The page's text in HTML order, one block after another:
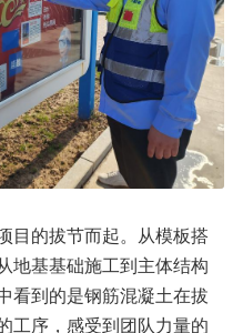
目的拔节而起。从模板搭
地基基础施工到主体结构
到的是钢筋混凝土在拔
工序，感受到团队力量的